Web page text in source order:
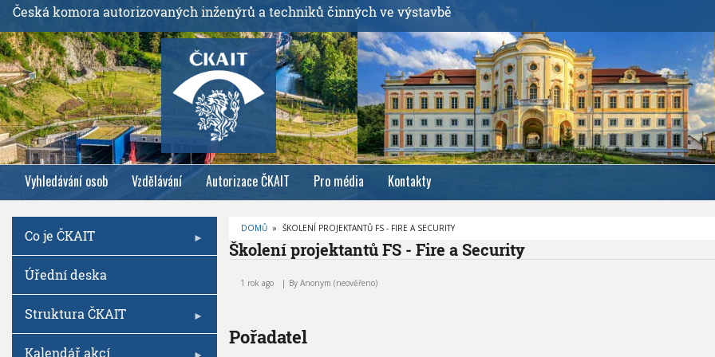
ř
e
j
í
t
k
h
l
v
Česká komora autorizovaných inženýrů a techniků činných ve výstavbě
Vyhledávání osob Vzdělávání Autorizace ČKAIT Pro média Kontakty
D
R
E
N
DOMŮ » ŠKOLENÍ PROJEKTANTŮ FS - FIRE A SECURITY
Školení projektantů FS - Fire a Security
n
1 rok ago By Anonym (neověřeno)
Pořadatel
Co je ČKAIT
Úřední deska
Struktura ČKAIT
Kalendář akcí